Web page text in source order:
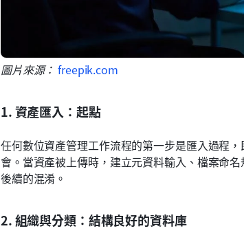
圖片來源： freepik.com
1. 資產匯入：起點
任何數位資產管理工作流程的第一步是匯入過程
會。當資產被上傳時，建立元資料輸入、檔案命
後續的混淆。
2. 組織與分類：結構良好的資料庫